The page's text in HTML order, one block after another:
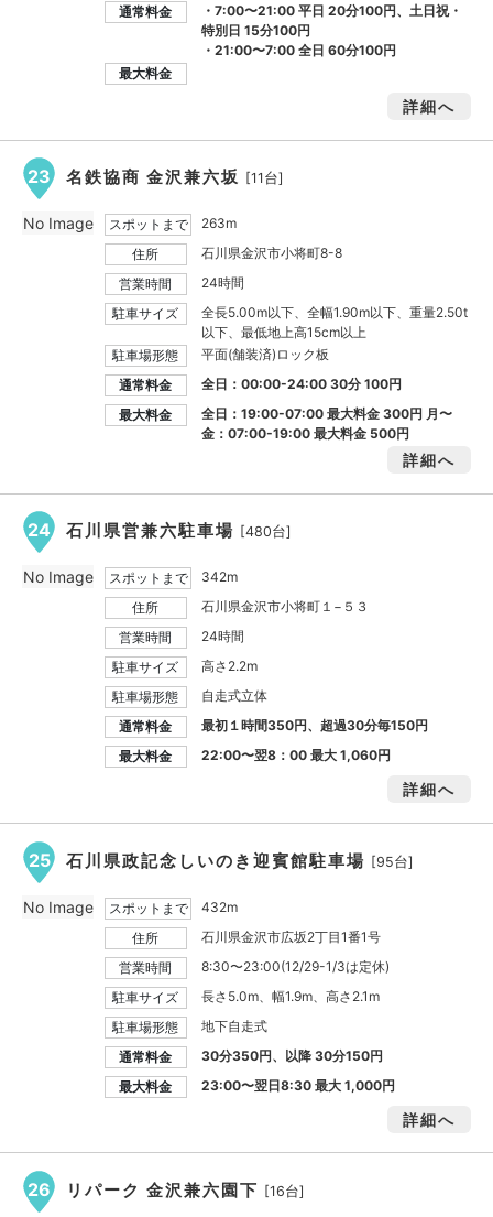
通常料金
・7:00〜21:00 平日 20分100円、土日祝・
特別日 15分100円
・21:00〜7:00 全日 60分100円
最大料金
詳細へ
23 名鉄協商 金沢兼六坂 [11台]
スポットまで
263m
住所
石川県金沢市小将町8-8
営業時間
24時間
駐車サイズ
全長5.00m以下、全幅1.90m以下、重量2.50t
以下、最低地上高15cm以上
駐車場形態
平面(舗装済)ロック板
通常料金
全日：00:00-24:00 30分 100円
最大料金
全日：19:00-07:00 最大料金300円 月〜
金：07:00-19:00 最大料金 500円
詳細へ
No Image
24 石川県営兼六駐車場 [480台]
スポットまで
342m
住所
石川県金沢市小将町１−５３
営業時間
24時間
駐車サイズ
高さ2.2m
駐車場形態
自走式立体
通常料金
最初１時間350円、超過30分毎150円
最大料金
22:00〜翌8：00 最大1,060円
詳細へ
No Image
25 石川県政記念しいのき迎賓館駐車場 [95台]
スポットまで
432m
住所
石川県金沢市広坂2丁目1番1号
営業時間
8:30〜23:00(12/29-1/3は定休)
駐車サイズ
長さ5.0m、幅1.9m、高さ2.1m
駐車場形態
地下自走式
通常料金
30分350円、以降 30分150円
最大料金
23:00〜翌日8:30 最大1,000円
詳細へ
No Image
26 リパーク 金沢兼六園下 [16台]